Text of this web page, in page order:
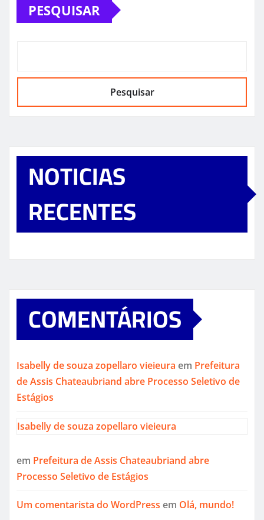
PESQUISAR
Pesquisar
NOTICIAS
RECENTES
COMENTÁRIOS
Isabelly de souza zopellaro vieieura em Prefeitura
de Assis Chateaubriand abre Processo Seletivo de
Estágios
Isabelly de souza zopellaro vieieura
em Prefeitura de Assis Chateaubriand abre
Processo Seletivo de Estágios
Um comentarista do WordPress em Olá, mundo!